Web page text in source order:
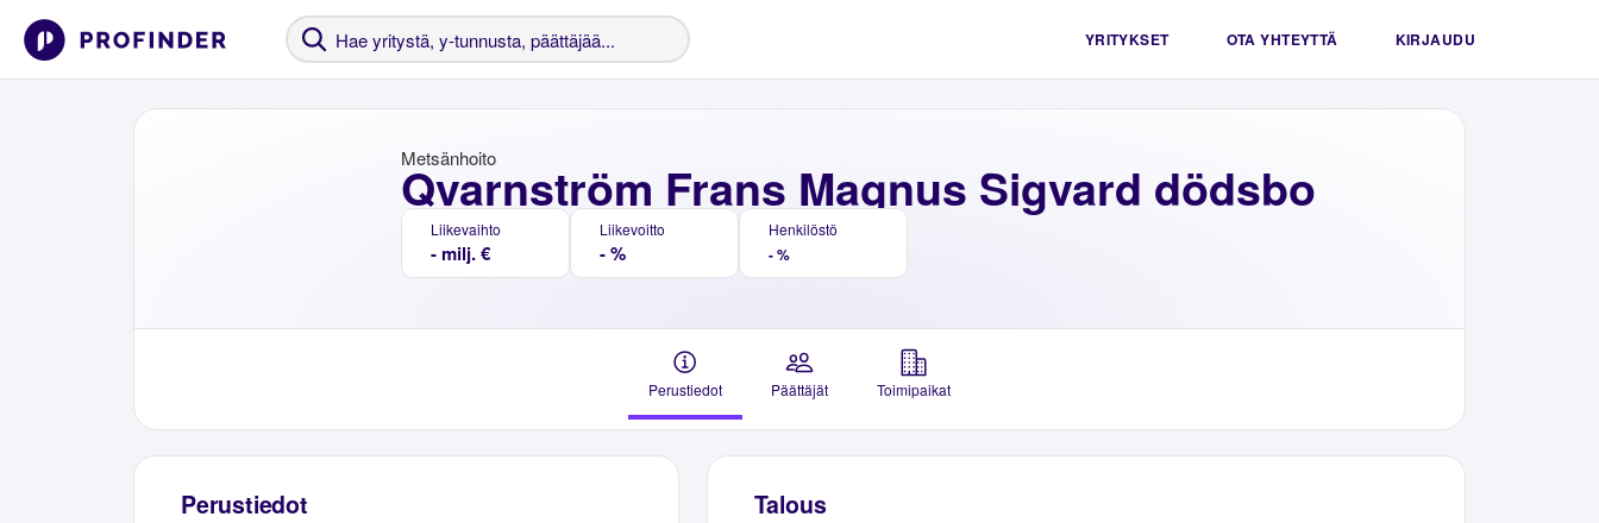
YRITYKSET OTA YHTEYTTÄ KIRJAUDU
Qvarnström Frans Magnus Sigvard dödsbo
Metsänhoito
Liikevaihto
- milj. €
Liikevoitto
- %
Henkilöstö
- %
Perustiedot Päättäjät Toimipaikat
Perustiedot Talous